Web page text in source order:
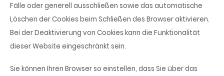
Fälle oder generell ausschließen sowie das automatische
Löschen der Cookies beim Schließen des Browser aktivieren.
Bei der Deaktivierung von Cookies kann die Funktionalität
dieser Website eingeschränkt sein.
Sie können Ihren Browser so einstellen, dass Sie über das